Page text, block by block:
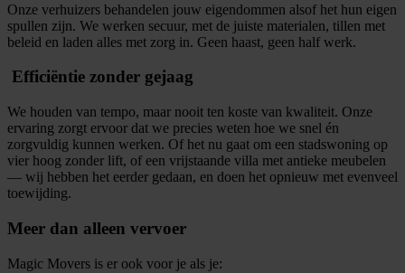
Onze verhuizers behandelen jouw eigendommen alsof het hun eigen
spullen zijn. We werken secuur, met de juiste materialen, tillen met
beleid en laden alles met zorg in. Geen haast, geen half werk.
️ Efficiëntie zonder gejaag
We houden van tempo, maar nooit ten koste van kwaliteit. Onze
ervaring zorgt ervoor dat we precies weten hoe we snel én
zorgvuldig kunnen werken. Of het nu gaat om een stadswoning op
vier hoog zonder lift, of een vrijstaande villa met antieke meubelen
— wij hebben het eerder gedaan, en doen het opnieuw met evenveel
toewijding.
Meer dan alleen vervoer
Magic Movers is er ook voor je als je: